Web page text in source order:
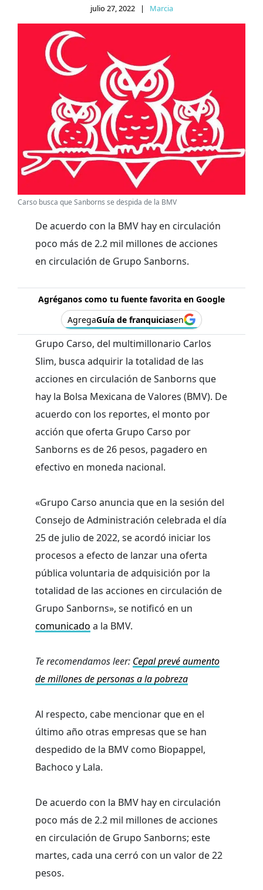
julio 27, 2022 | Marcia
Carso busca que Sanborns se despida de la BMV
De acuerdo con la BMV hay en circulación
poco más de 2.2 mil millones de acciones
en circulación de Grupo Sanborns.
Agréganos como tu fuente favorita en Google
AgregaGuía de franquiciasen
Grupo Carso, del multimillonario Carlos
Slim, busca adquirir la totalidad de las
acciones en circulación de Sanborns que
hay la Bolsa Mexicana de Valores (BMV). De
acuerdo con los reportes, el monto por
acción que oferta Grupo Carso por
Sanborns es de 26 pesos, pagadero en
efectivo en moneda nacional.
«Grupo Carso anuncia que en la sesión del
Consejo de Administración celebrada el día
25 de julio de 2022, se acordó iniciar los
procesos a efecto de lanzar una oferta
pública voluntaria de adquisición por la
totalidad de las acciones en circulación de
Grupo Sanborns», se notificó en un
comunicado a la BMV.
Te recomendamos leer: Cepal prevé aumento
de millones de personas a la pobreza
Al respecto, cabe mencionar que en el
último año otras empresas que se han
despedido de la BMV como Biopappel,
Bachoco y Lala.
De acuerdo con la BMV hay en circulación
poco más de 2.2 mil millones de acciones
en circulación de Grupo Sanborns; este
martes, cada una cerró con un valor de 22
pesos.